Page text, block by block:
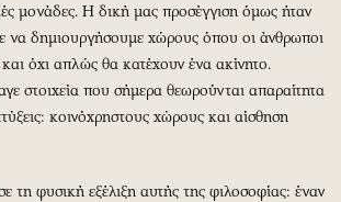
μονάδες. Η δική μας προσέγγιση όμως ήταν
να δημιουργήσουμε χώρους όπου οι άνθρωποι
όχι απλώς θα κατέχουν ένα ακίνητο.
στοιχεία που σήμερα θεωρούνται απαραίτητα
κοινόχρηστους χώρους και αίσθηση
τη φυσική εξέλιξη αυτής της φιλοσοφίας: έναν